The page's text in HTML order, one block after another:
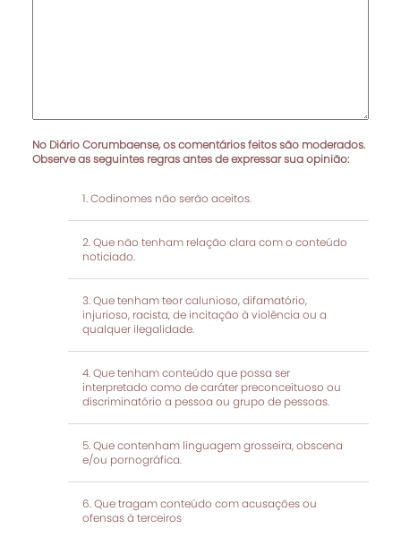
No Diário Corumbaense, os comentários feitos são moderados.
Observe as seguintes regras antes de expressar sua opinião:
Codinomes não serão aceitos.
Que não tenham relação clara com o conteúdo
noticiado.
Que tenham teor calunioso, difamatório,
injurioso, racista, de incitação à violência ou a
qualquer ilegalidade.
Que tenham conteúdo que possa ser
interpretado como de caráter preconceituoso ou
discriminatório a pessoa ou grupo de pessoas.
Que contenham linguagem grosseira, obscena
e/ou pornográfica.
Que tragam conteúdo com acusações ou
ofensas à terceiros